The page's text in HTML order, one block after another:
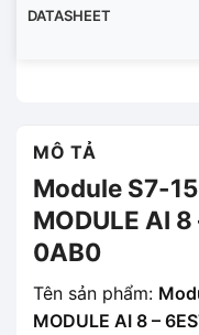
DATASHEET
MÔ TẢ
Module S7-
MODULE AI
0AB0
Tên sản phẩm:
MODULE AI 8 –